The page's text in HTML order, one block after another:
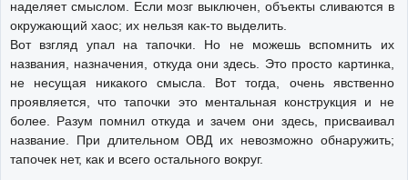
наделяет смыслом. Если мозг выключен, объекты сливаются в
окружающий хаос; их нельзя как-то выделить.
Вот взгляд упал на тапочки. Но не можешь вспомнить их
названия, назначения, откуда они здесь. Это просто картинка,
не несущая никакого смысла. Вот тогда, очень явственно
проявляется, что тапочки это ментальная конструкция и не
более. Разум помнил откуда и зачем они здесь, присваивал
название. При длительном ОВД их невозможно обнаружить;
тапочек нет, как и всего остального вокруг.